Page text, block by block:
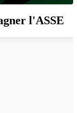
l'ASSE